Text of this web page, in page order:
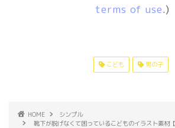
terms of use.)
こども 男の子
HOME
シンプル
靴下が脱げなくて困っているこどものイラスト素材【